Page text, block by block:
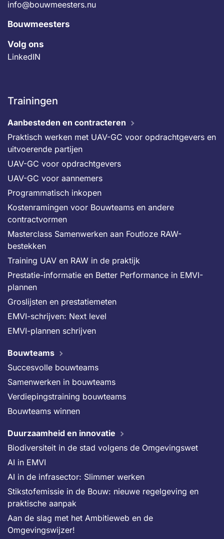
info@bouwmeesters.nu
Bouwmeesters
Volg ons
LinkedIN
Trainingen
Aanbesteden en contracteren
Praktisch werken met UAV-GC voor opdrachtgevers en
uitvoerende partijen
UAV-GC voor opdrachtgevers
UAV-GC voor aannemers
Programmatisch inkopen
Kostenramingen voor Bouwteams en andere
contractvormen
Masterclass Samenwerken aan Foutloze RAW-
bestekken
Training UAV en RAW in de praktijk
Prestatie-informatie en Better Performance in EMVI-
plannen
Groslijsten en prestatiemeten
EMVI-schrijven: Next level
EMVI-plannen schrijven
Bouwteams
Succesvolle bouwteams
Samenwerken in bouwteams
Verdiepingstraining bouwteams
Bouwteams winnen
Duurzaamheid en innovatie
Biodiversiteit in de stad volgens de Omgevingswet
AI in EMVI
AI in de infrasector: Slimmer werken
Stikstofemissie in de Bouw: nieuwe regelgeving en
praktische aanpak
Aan de slag met het Ambitieweb en de
Omgevingswijzer!